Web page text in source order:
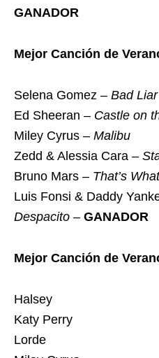
GANADOR
Mejor Canción de
Selena Gomez – Bad Liar
Ed Sheeran – Castle on
Miley Cyrus – Malibu
Zedd & Alessia Cara –
Bruno Mars – That’s
Luis Fonsi & Daddy
Despacito – GANADOR
Mejor Canción de
Halsey
Katy Perry
Lorde